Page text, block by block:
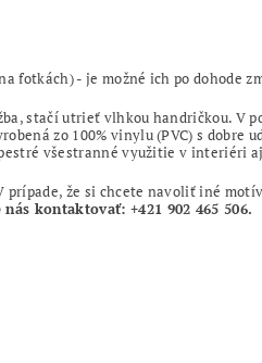
fotkách) - je možné ich po dohode
stačí utrieť vlhkou handričkou. V
zo 100% vinylu (PVC) s dobre
všestranné využitie v interiéri
prípade, že si chcete navoliť iné
kontaktovať: +421 902 465 506.